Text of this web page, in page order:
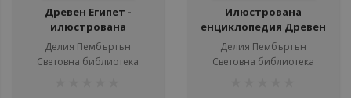
Древен Египет -
илюстрована
енциклопедия
Делия Пембъртън
Световна библиотека
Илюстрована
енциклопедия Древен
Египет
Делия Пембъртън
Световна библиотека